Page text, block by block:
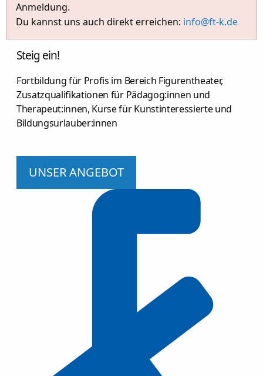
Anmeldung.
Du kannst uns auch direkt erreichen: info@ft-k.de
Steig ein!
Fortbildung für Profis im Bereich Figurentheater,
Zusatzqualifikationen für Pädagog:innen und
Therapeut:innen, Kurse für Kunstinteressierte und
Bildungsurlauber:innen
UNSER ANGEBOT